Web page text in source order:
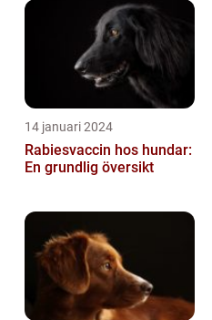
14 januari 2024
Rabiesvaccin hos hundar:
En grundlig översikt